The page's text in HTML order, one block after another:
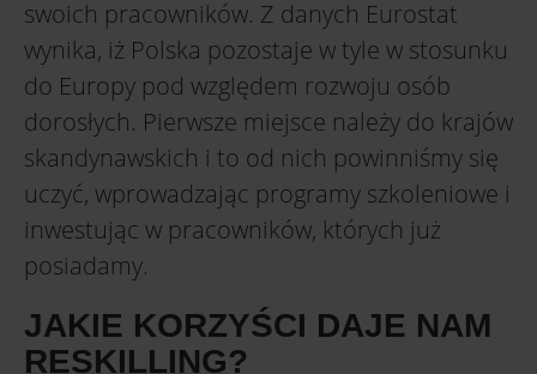
swoich pracowników. Z danych Eurostat
wynika, iż Polska pozostaje w tyle w stosunku
do Europy pod względem rozwoju osób
dorosłych. Pierwsze miejsce należy do krajów
skandynawskich i to od nich powinniśmy się
uczyć, wprowadzając programy szkoleniowe i
inwestując w pracowników, których już
posiadamy.
JAKIE KORZYŚCI DAJE NAM
RESKILLING?